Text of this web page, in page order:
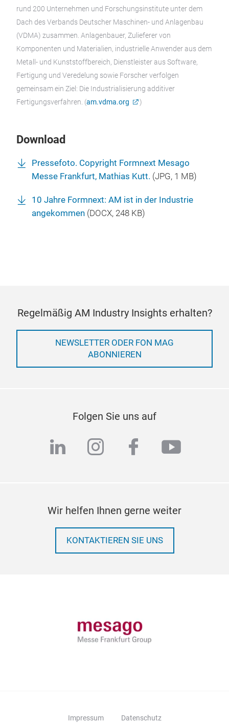
rund 200 Unternehmen und Forschungsinstitute unter dem
Dach des Verbands Deutscher Maschinen- und Anlagenbau
(VDMA) zusammen. Anlagenbauer, Zulieferer von
Komponenten und Materialien, industrielle Anwender aus dem
Metall- und Kunststoffbereich, Dienstleister aus Software,
Fertigung und Veredelung sowie Forscher verfolgen
gemeinsam ein Ziel: Die Industrialisierung additiver
Fertigungsverfahren. (am.vdma.org )
Download
Pressefoto. Copyright Formnext Mesago
Messe Frankfurt, Mathias Kutt. (JPG, 1 MB)
10 Jahre Formnext: AM ist in der Industrie
angekommen (DOCX, 248 KB)
Regelmäßig AM Industry Insights erhalten?
NEWSLETTER ODER FON MAG
ABONNIEREN
Folgen Sie uns auf
linkedininstagram
facebook
Wir helfen Ihnen gerne weiter
KONTAKTIEREN SIE UNS
Impressum Datenschutz